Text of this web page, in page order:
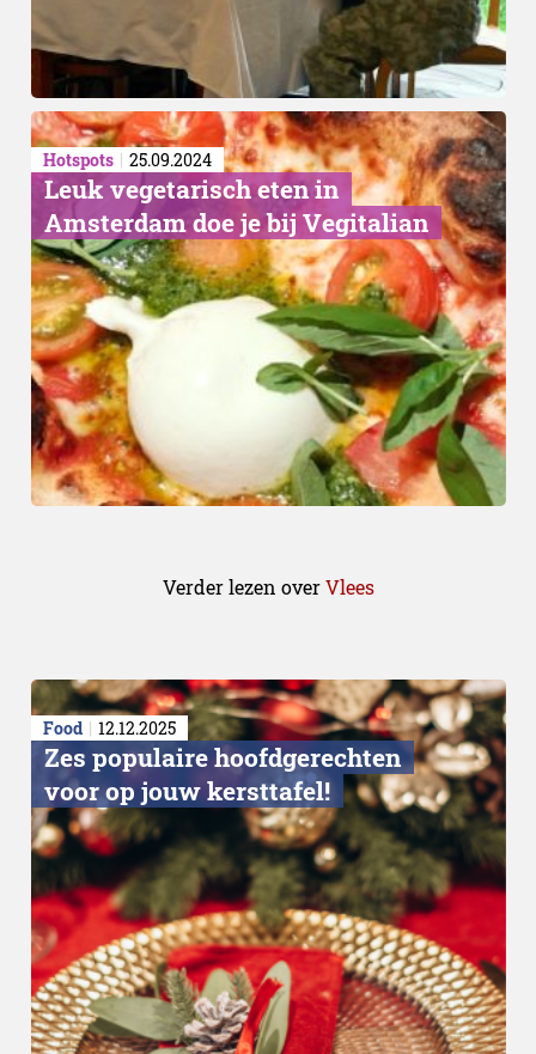
Hotspots 25.09.2024
Leuk vegetarisch eten in
Amsterdam doe je bij Vegitalian
Verder lezen overVlees
Food 12.12.2025
Zes populaire hoofdgerechten
voor op jouw kersttafel!